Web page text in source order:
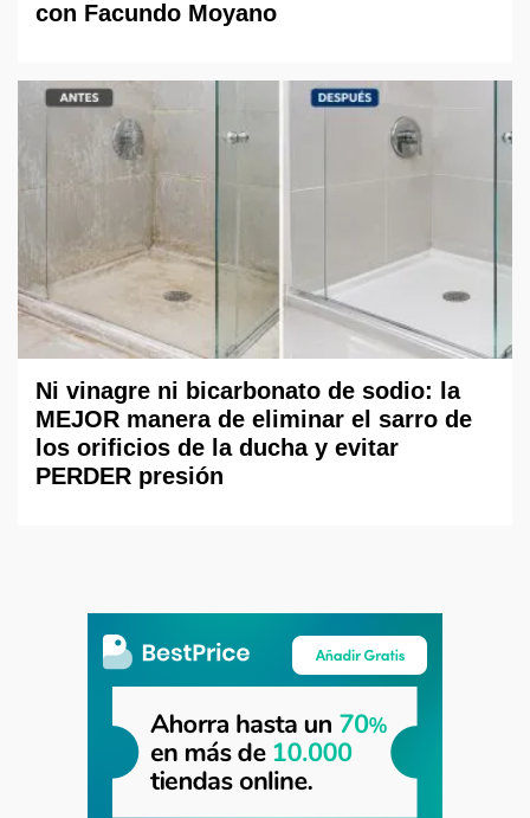
con Facundo Moyano
Ni vinagre ni bicarbonato de sodio: la
MEJOR manera de eliminar el sarro de
los orificios de la ducha y evitar
PERDER presión